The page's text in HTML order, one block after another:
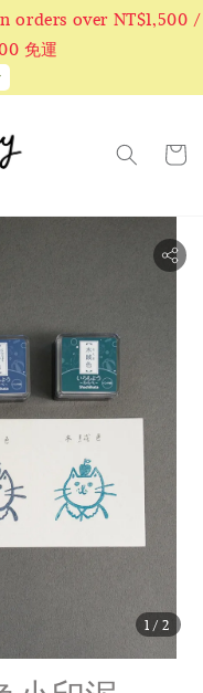
orders over NT$1,500 /
免運
1 /2